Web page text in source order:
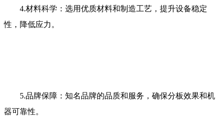
4.材料科学：选用优质材料和制造工艺，提升设备稳定
性，降低应力。
5.品牌保障：知名品牌的品质和服务，确保分板效果和机
器可靠性。